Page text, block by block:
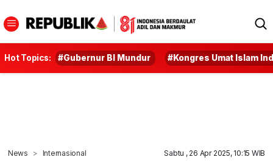
Hot Topics: #Gubernur BI Mundur #Kongres Umat Islam
News Internasional Sabtu , 26 Apr 2025, 10:15 WIB